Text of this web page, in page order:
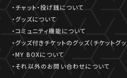
・チャット・投げ銭について
・グッズについて
・コミュニティ機能について
・グッズ付きチケットのグッズ（チケットグ
・MY BOXについて
・それ以外のお問い合わせについて